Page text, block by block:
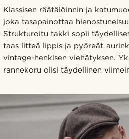
Klassisen räätälöinnin ja
joka tasapainottaa
Strukturoitu takki sopii
taas litteä lippis ja pyöreät
vintage-henkisen viehätyksen.
rannekoru olisi täydellinen